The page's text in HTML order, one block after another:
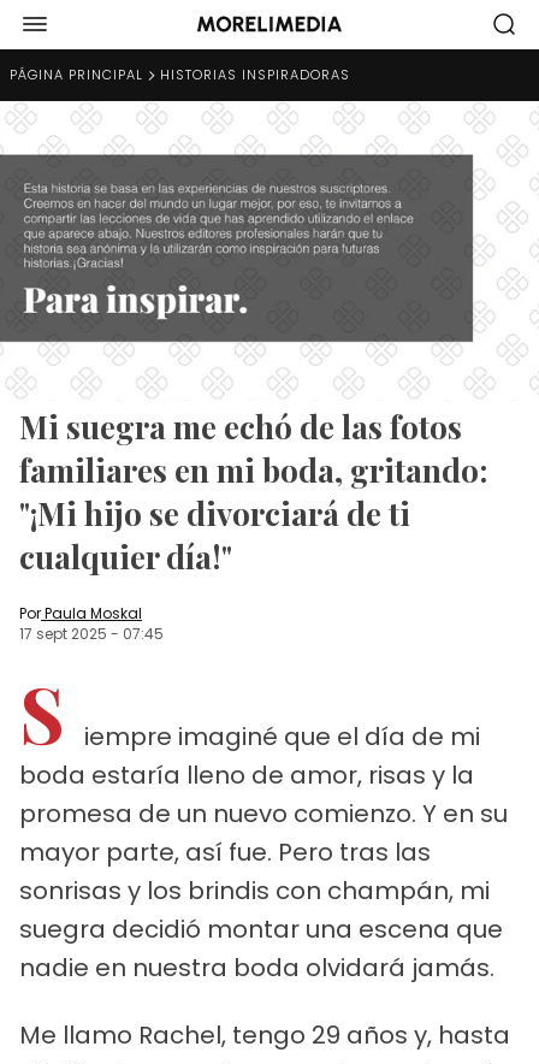
PÁGINA PRINCIPAL HISTORIAS INSPIRADORAS
Mi suegra me echó de las fotos
familiares en mi boda, gritando:
"¡Mi hijo se divorciará de ti
cualquier día!"
PorPaula Moskal
17 sept 2025 - 07:45
S
iempre imaginé que el día de mi
boda estaría lleno de amor, risas y la
promesa de un nuevo comienzo. Y en su
mayor parte, así fue. Pero tras las
sonrisas y los brindis con champán, mi
suegra decidió montar una escena que
nadie en nuestra boda olvidará jamás.
Me llamo Rachel, tengo 29 años y, hasta